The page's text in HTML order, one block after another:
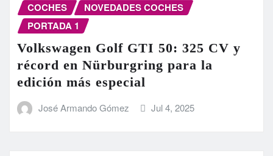
COCHES
NOVEDADES COCHES
PORTADA 1
Volkswagen Golf GTI 50: 325 CV y
récord en Nürburgring para la
edición más especial
José Armando Gómez Jul 4, 2025